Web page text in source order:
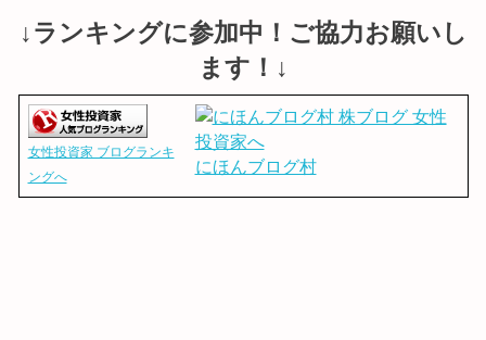
↓ランキングに参加中！ご協力お願いし
ます！↓
女性投資家 ブログランキ
ングへ
にほんブログ村